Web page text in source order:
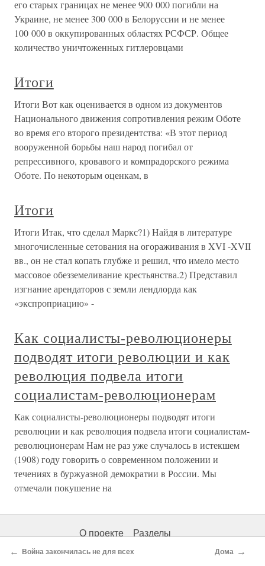
его старых границах не менее 900 000 погибли на
Украине, не менее 300 000 в Белоруссии и не менее
100 000 в оккупированных областях РСФСР. Общее
количество уничтоженных гитлеровцами
Итоги
Итоги Вот как оценивается в одном из документов
Национального движения сопротивления режим Оботе
во время его второго президентства: «В этот период
вооруженной борьбы наш народ погибал от
репрессивного, кровавого и компрадорского режима
Оботе. По некоторым оценкам, в
Итоги
Итоги Итак, что сделал Маркс?1) Найдя в литературе
многочисленные сетования на огораживания в XVI -XVII
вв., он не стал копать глубже и решил, что имело место
массовое обезземеливание крестьянства.2) Представил
изгнание арендаторов с земли лендлорда как
«экспроприацию» -
Как социалисты-революционеры
подводят итоги революции и как
революция подвела итоги
социалистам-революционерам
Как социалисты-революционеры подводят итоги
революции и как революция подвела итоги социалистам-
революционерам Нам не раз уже случалось в истекшем
(1908) году говорить о современном положении и
течениях в буржуазной демократии в России. Мы
отмечали покушение на
О проекте
Разделы
← Война закончилась не для всех Дома →